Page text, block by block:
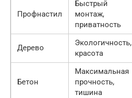
Профнастил
Быстрый
монтаж,
приватность
Дерево
Экологичность,
красота
Бетон
Максимальная
прочность,
тишина